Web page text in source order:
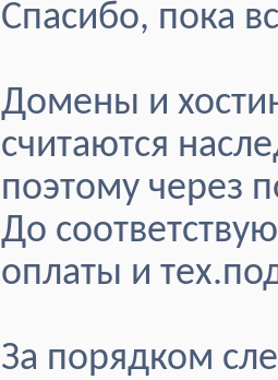
Спасибо, пока
Домены и
считаются
поэтому через
До
оплаты и
За порядком